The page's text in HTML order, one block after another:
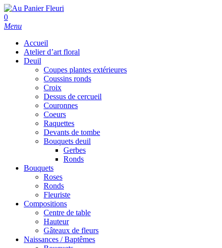
Skip
to
main
search
0
Menu
Accueil
Atelier d’art floral
Deuil
Coupes plantes extérieures
Coussins ronds
Croix
Dessus de cercueil
Couronnes
Coeurs
Raquettes
Devants de tombe
Bouquets deuil
Gerbes
Ronds
Bouquets
Roses
Ronds
Fleuriste
Compositions
Centre de table
Hauteur
Gâteaux de fleurs
Naissances / Baptêmes